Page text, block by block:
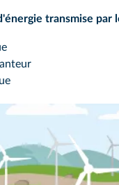
transmise par